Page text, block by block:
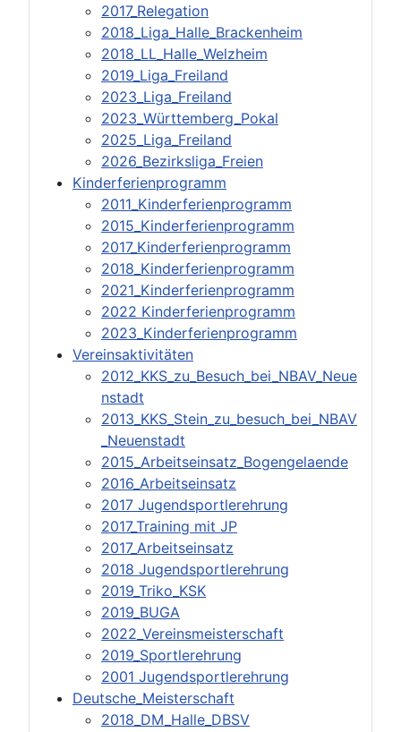
2017_Relegation
2018_Liga_Halle_Brackenheim
2018_LL_Halle_Welzheim
2019_Liga_Freiland
2023_Liga_Freiland
2023_Württemberg_Pokal
2025_Liga_Freiland
2026_Bezirksliga_Freien
Kinderferienprogramm
2011_Kinderferienprogramm
2015_Kinderferienprogramm
2017_Kinderferienprogramm
2018_Kinderferienprogramm
2021_Kinderferienprogramm
2022 Kinderferienprogramm
2023_Kinderferienprogramm
Vereinsaktivitäten
2012_KKS_zu_Besuch_bei_NBAV_Neue
nstadt
2013_KKS_Stein_zu_besuch_bei_NBAV
_Neuenstadt
2015_Arbeitseinsatz_Bogengelaende
2016_Arbeitseinsatz
2017 Jugendsportlerehrung
2017_Training mit JP
2017_Arbeitseinsatz
2018 Jugendsportlerehrung
2019_Triko_KSK
2019_BUGA
2022_Vereinsmeisterschaft
2019_Sportlerehrung
2001 Jugendsportlerehrung
Deutsche_Meisterschaft
2018_DM_Halle_DBSV